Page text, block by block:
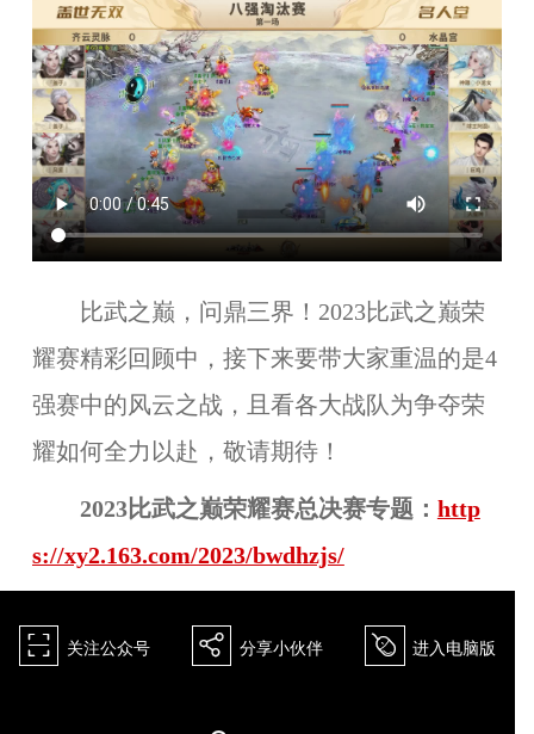
比武之巅，问鼎三界！2023比武之巅荣
耀赛精彩回顾中，接下来要带大家重温的是4
强赛中的风云之战，且看各大战队为争夺荣
耀如何全力以赴，敬请期待！
2023比武之巅荣耀赛总决赛专题： http
s://xy2.163.com/2023/bwdhzjs/
򰀁 关注公众号 򰀂 分享小伙伴 򰀄 进入电脑版